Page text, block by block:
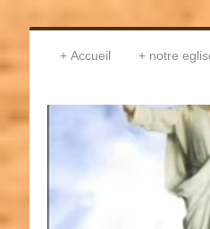
Accueil notre